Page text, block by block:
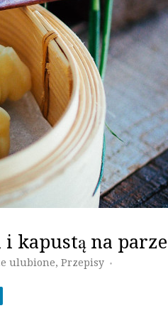
kapustą na parze
ulubione, Przepisy ♦